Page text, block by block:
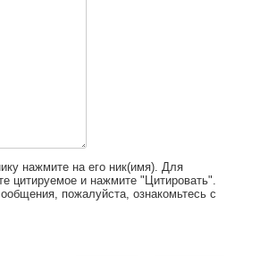
нажмите на его ник(имя). Для
цитируемое и нажмите "Цитировать".
пожалуйста, ознакомьтесь с